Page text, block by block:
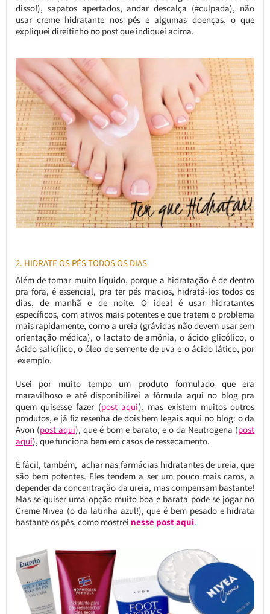
disso!), sapatos apertados, andar descalça (#culpada), não
usar creme hidratante nos pés e algumas doenças, o que
expliquei direitinho no post que indiquei acima.
2. HIDRATE OS PÉS TODOS OS DIAS
Além de tomar muito líquido, porque a hidratação é de dentro
pra fora, é essencial, pra ter pés macios, hidratá-los todos os
dias, de manhã e de noite. O ideal é usar hidratantes
específicos, com ativos mais potentes e que tratem o problema
mais rapidamente, como a ureia (grávidas não devem usar sem
orientação médica), o lactato de amônia, o ácido glicólico, o
ácido salicílico, o óleo de semente de uva e o ácido lático, por
exemplo.
Usei por muito tempo um produto formulado que era
maravilhoso e até disponibilizei a fórmula aqui no blog pra
quem quisesse fazer (post aqui), mas existem muitos outros
produtos, e já fiz resenha de dois bem legais aqui no blog: o da
Avon (post aqui), que é bom e barato, e o da Neutrogena (post
aqui), que funciona bem em casos de ressecamento.
É fácil, também, achar nas farmácias hidratantes de ureia, que
são bem potentes. Eles tendem a ser um pouco mais caros, a
depender da concentração da ureia, mas compensam bastante!
Mas se quiser uma opção muito boa e barata pode se jogar no
Creme Nivea (o da latinha azul!), que é bem pesado e hidrata
bastante os pés, como mostrei nesse post aqui.